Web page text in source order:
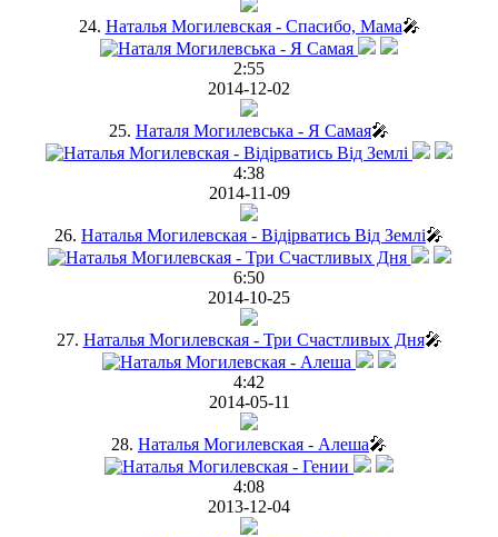
24. Наталья Могилевская - Спасибо, Мама🎤
2:55
2014-12-02
25. Наталя Могилевська - Я Самая🎤
4:38
2014-11-09
26. Наталья Могилевская - Відірватись Від Землі🎤
6:50
2014-10-25
27. Наталья Могилевская - Три Счастливых Дня🎤
4:42
2014-05-11
28. Наталья Могилевская - Алеша🎤
4:08
2013-12-04